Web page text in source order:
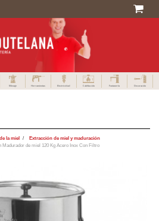
Menaje Herramientas Electricidad Calefacción Fontanería Decoración
la miel
Extracción de miel y maduración
Madurador de miel 120 Kg Acero Inox Con Filtro